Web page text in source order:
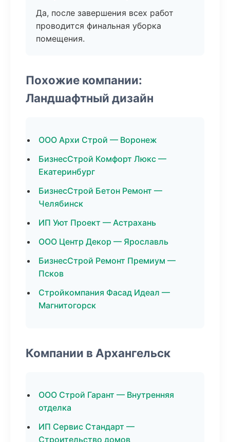
Да, после завершения всех работ
проводится финальная уборка
помещения.
Похожие компании:
Ландшафтный дизайн
ООО Архи Строй — Воронеж
БизнесСтрой Комфорт Люкс —
Екатеринбург
БизнесСтрой Бетон Ремонт —
Челябинск
ИП Уют Проект — Астрахань
ООО Центр Декор — Ярославль
БизнесСтрой Ремонт Премиум —
Псков
Стройкомпания Фасад Идеал —
Магнитогорск
Компании в Архангельск
ООО Строй Гарант — Внутренняя
отделка
ИП Сервис Стандарт —
Строительство домов